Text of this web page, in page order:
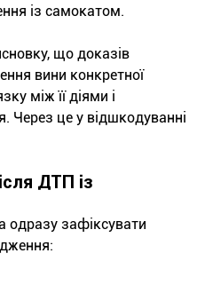
із самокатом.
що доказів
вини конкретної
між її діями і
Через це у відшкодуванні
ДТП із
одразу зафіксувати